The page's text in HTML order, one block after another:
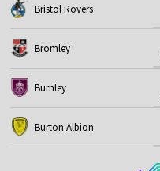
Bristol Rovers
Bromley
Burnley
Burton Albion